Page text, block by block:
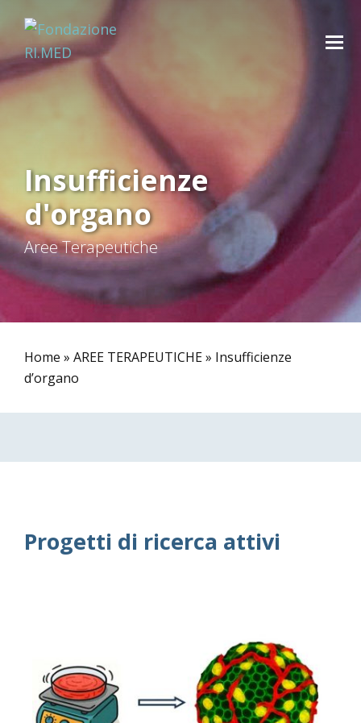
Insufficienze
d'organo
Aree Terapeutiche
Home » AREE TERAPEUTICHE» Insufficienze
d’organo
Progetti di ricerca attivi